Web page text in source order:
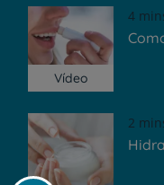
Vídeo
4
2